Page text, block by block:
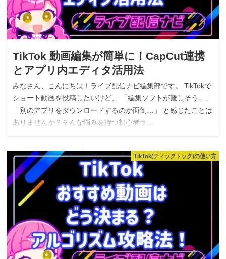
TikTok 動画編集が簡単に！CapCut連携
とアプリ内エディタ活用法
みなさん、こんにちは！ライブ配信ナビ編集部です。 TikTokで
ショート動画を投稿したいけど、 「編集ソフトが難しそう…」
「別のアプリをダウンロードするのが面倒…」 と感じたことは
ありませんか？そんな悩みを持つ初心者ラ…
TikTok(ティックトック)の使い方